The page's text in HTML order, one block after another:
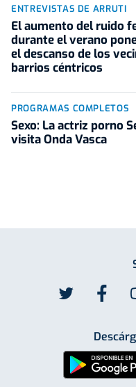
ENTREVISTAS DE ARRUTI
El aumento del ruido
durante el verano
el descanso de los
barrios céntricos
PROGRAMAS COMPLETOS
Sexo: La actriz porno
visita Onda Vasca